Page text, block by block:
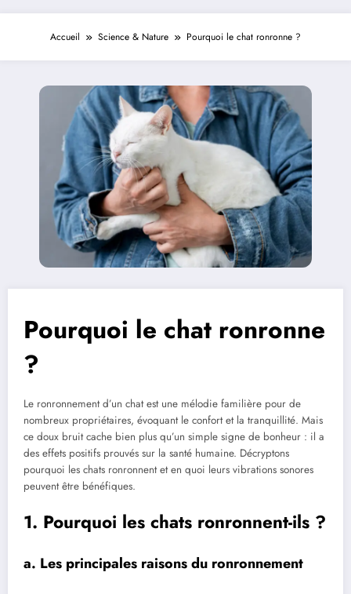
Accueil Science & Nature Pourquoi le chat ronronne ?
Pourquoi le chat ronronne
?
Le ronronnement d’un chat est une mélodie familière pour de
nombreux propriétaires, évoquant le confort et la tranquillité. Mais
ce doux bruit cache bien plus qu’un simple signe de bonheur : il a
des effets positifs prouvés sur la santé humaine. Décryptons
pourquoi les chats ronronnent et en quoi leurs vibrations sonores
peuvent être bénéfiques.
1. Pourquoi les chats ronronnent-ils ?
a. Les principales raisons du ronronnement